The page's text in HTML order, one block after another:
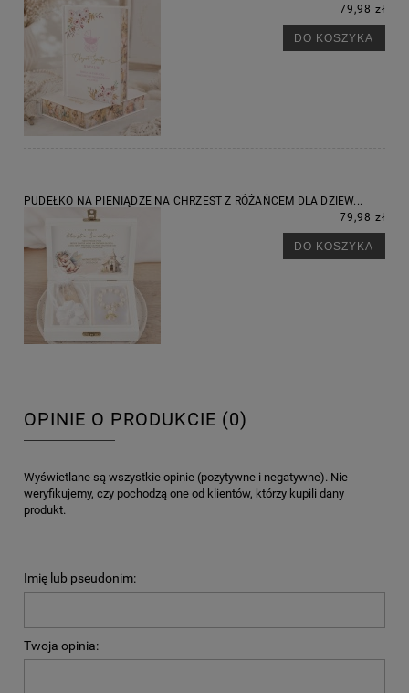
79,98 zł
DO KOSZYKA
PUDEŁKO NA PIENIĄDZE NA CHRZEST Z RÓŻAŃCEM DLA DZIEW...
79,98 zł
DO KOSZYKA
OPINIE O PRODUKCIE (0)
Wyświetlane są wszystkie opinie (pozytywne i negatywne). Nie
weryfikujemy, czy pochodzą one od klientów, którzy kupili dany
produkt.
Imię lub pseudonim:
Twoja opinia: